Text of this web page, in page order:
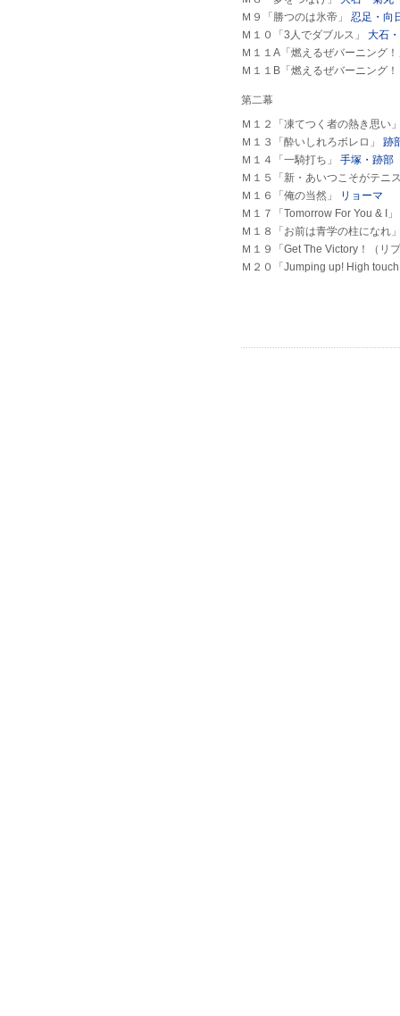
Ｍ９「勝つのは氷帝」 忍足・向
Ｍ１０「3人でダブルス」 大石
Ｍ１１A「燃えるぜバーニング
Ｍ１１B「燃えるぜバーニング
第二幕
Ｍ１２「凍てつく者の熱き思い
Ｍ１３「酔いしれろボレロ」 跡
Ｍ１４「一騎打ち」 手塚・跡部
Ｍ１５「新・あいつこそがテニ
Ｍ１６「俺の当然」
リョーマ
Ｍ１７「Tomorrow For You & I」
Ｍ１８「お前は青学の柱になれ
Ｍ１９「Get The Victory！（リ
Ｍ２０「Jumping up! High